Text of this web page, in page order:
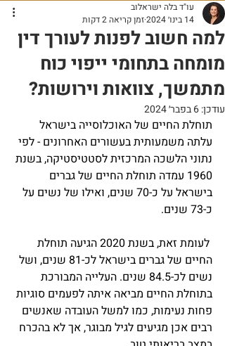
למה חשוב לפנות לעורך דין
מומחה בתחומי ייפוי כוח
מתמשך, צוואות וירושות?
עו"ד בלה ישראלוב
14 בינו׳ 2024
זמן קריאה 2 דקות
עודכן:6 בפבר׳ 2024
תוחלת החיים של האוכלוסייה בישראל
עלתה משמעותית בעשורים האחרונים - לפי
נתוני הלשכה המרכזית לסטטיסטיקה, בשנת
1960 עמדה תוחלת החיים של גברים
בישראל על כ-70 שנים, ואילו של נשים על
כ-73 שנים.
לעומת זאת, בשנת 2020 הגיעה תוחלת
החיים של גברים בישראל לכ-81 שנים, ושל
נשים לכ-84.5 שנים. העלייה המבורכת
בתוחלת החיים מביאה איתה לפעמים סוגיות
פחות נעימות, כמו למשל העובדה שאנשים
רבים אכן מגיעים לגיל מבוגר, אך לא בהכרח